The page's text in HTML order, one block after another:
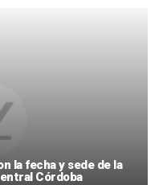
la fecha y sede de la
Córdoba